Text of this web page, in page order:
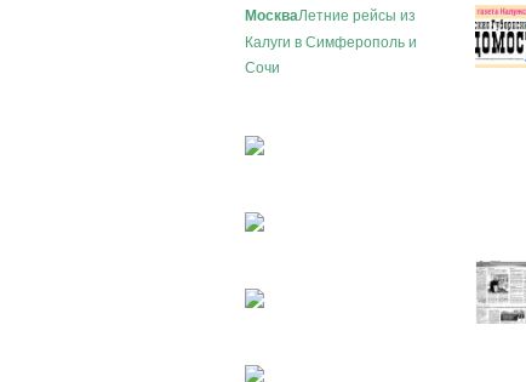
МоскваЛетние рейсы из
Калуги в Симферополь и
Сочи